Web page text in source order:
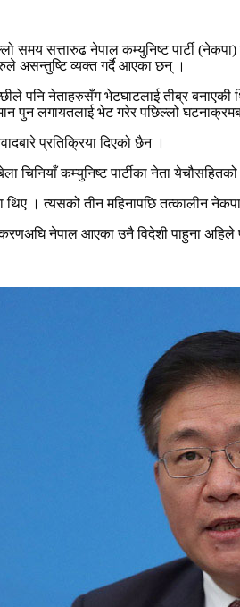
समय सत्तारुढ नेपाल कम्युनिष्ट पार्टी
असन्तुष्टि व्यक्त गर्दै आएका छन् ।
पनि नेताहरुसँग भेटघाटलाई तीब्र
पुन लगायतलाई भेट गरेर पछिल्लो
प्रतिक्रिया दिएको छैन ।
चिनियाँ कम्युनिष्ट पार्टीका नेता
। त्यसको तीन महिनापछि तत्कालीन नेकपा
नेपाल आएका उनै विदेशी पाहुना